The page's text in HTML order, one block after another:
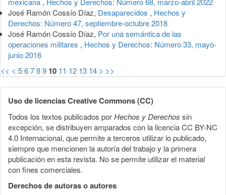
José Ramón Cossío Díaz, Desaparecidos , Hechos y
Derechos: Número 47, septiembre-octubre 2018
José Ramón Cossío Díaz, Por una semántica de las
operaciones militares , Hechos y Derechos: Número 33, mayo-
junio 2016
<< < 56789 10 11 12 13 14 > >>
Uso de licencias Creative Commons (CC)
Todos los textos publicados porHechos y Derechos sin
excepción, se distribuyen amparados con la licencia CC BY-NC
4.0 Internacional, que permite a terceros utilizar lo publicado,
siempre que mencionen la autoría del trabajo y la primera
publicación en esta revista. No se permite utilizar el material
con fines comerciales.
Derechos de autoras o autores